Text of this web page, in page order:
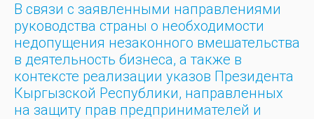
В связи с заявленными направлениями
руководства страны о необходимости
недопущения незаконного вмешательства
в деятельность бизнеса, а также в
контексте реализации указов Президента
Кыргызской Республики, направленных
на защиту прав предпринимателей и